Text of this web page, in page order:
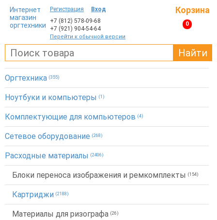
Интернет
магазин
оргтехники
Регистрация Вход Корзина
0
+7 (812) 578-09-68
+7 (921) 904-54-64
Перейти к обычной версии
Найти
Оргтехника (355)
Ноутбуки и компьютеры (1)
Комплектующие для компьютеров (4)
Сетевое оборудование (268)
Расходные материалы (2406)
Блоки переноса изображения и ремкомплекты (154)
Картриджи (2188)
Материалы для ризографа (26)